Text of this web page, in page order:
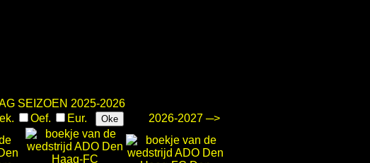
SEIZOEN 2025-2026
Oef. Eur. Oke 2026-2027 ─>